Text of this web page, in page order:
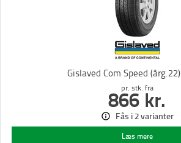
Gislaved Com Speed (årg.22)
pr. stk. fra
866 kr.
Fås i 2 varianter
Læs mere